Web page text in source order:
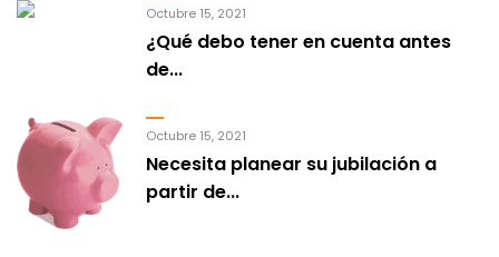
Octubre 15, 2021
¿Qué debo tener en cuenta antes
de...
Octubre 15, 2021
Necesita planear su jubilación a
partir de...